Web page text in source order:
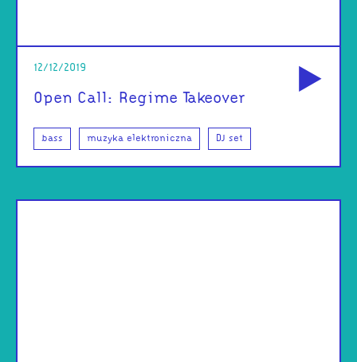
12/12/2019
Open Call: Regime Takeover
bass muzyka elektroniczna DJ set